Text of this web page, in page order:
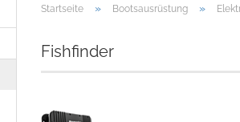
Startseite » Bootsausrüstung »
Fishfinder